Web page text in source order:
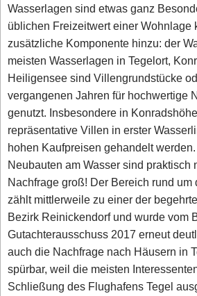
Wasserlagen sind etwas ganz
üblichen Freizeitwert einer Wohnlage
zusätzliche Komponente hinzu: der
meisten Wasserlagen in Tegelort,
Heiligensee sind Villengrundstücke
vergangenen Jahren für hochwertige
genutzt. Insbesondere in
repräsentative Villen in erster
hohen Kaufpreisen gehandelt
Neubauten am Wasser sind praktisch
Nachfrage groß! Der Bereich rund um
zählt mittlerweile zu einer der
Bezirk Reinickendorf und wurde vom
Gutachterausschuss 2017 erneut
auch die Nachfrage nach Häusern in
spürbar, weil die meisten
Schließung des Flughafens Tegel